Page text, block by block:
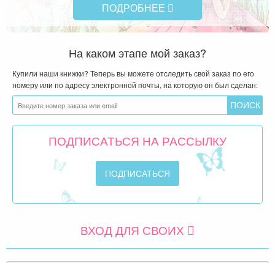
ПОДРОБНЕЕ
На каком этапе мой заказ?
Купили наши книжки? Теперь вы можете отследить свой заказ по его
номеру или по адресу электронной почты, на которую он был сделан:
ПОДПИСАТЬСЯ НА РАССЫЛКУ
ВХОД ДЛЯ СВОИХ